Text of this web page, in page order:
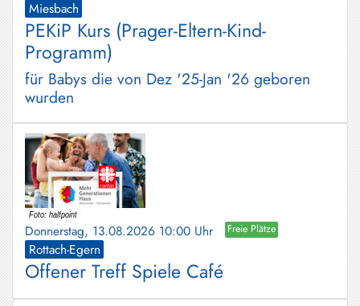
Miesbach
PEKiP Kurs (Prager-Eltern-Kind-
Programm)
für Babys die von Dez '25-Jan '26 geboren
wurden
Donnerstag, 13.08.2026 10:00 Uhr Freie Plätze
Rottach-Egern
Offener Treff Spiele Café